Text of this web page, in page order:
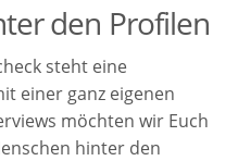
den Profilen
steht eine
einer ganz eigenen
möchten wir Euch
hinter den